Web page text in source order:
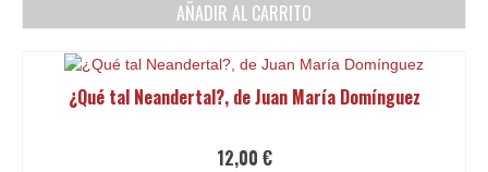
AÑADIR AL CARRITO
¿Qué tal Neandertal?, de Juan María Domínguez
12,00 €